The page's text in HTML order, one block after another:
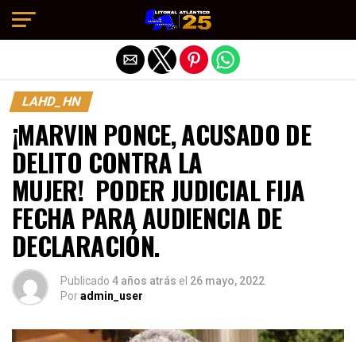
LAHD_HN
¡MARVIN PONCE, ACUSADO DE
DELITO CONTRA LA
MUJER! PODER JUDICIAL FIJA
FECHA PARA AUDIENCIA DE
DECLARACIÓN.
Publicado 4 años atrás el 26 mayo, 2022
Poradmin_user
Salir de la versión móvil